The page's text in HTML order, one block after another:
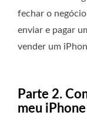
fechar o
enviar e pagar
vender um
Parte 2.
meu iPhone